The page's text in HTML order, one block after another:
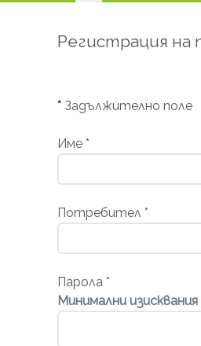
Регистрация
* Задължително поле
Име *
Потребител *
Парола *
Минимални изисквания